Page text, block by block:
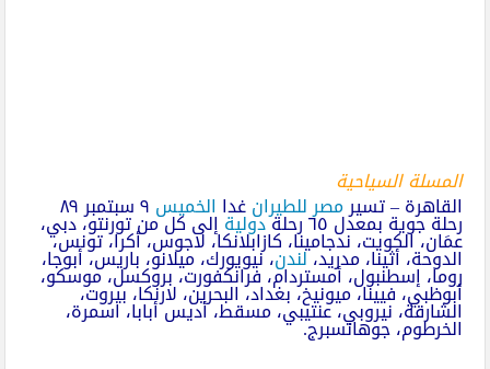
المسلة السياحية
القاهرة – تسيرمصر للطيرانغدا الخميس ٩ سبتمبر ٨٩
رحلة جوية بمعدل ٦٥ رحلة دوليةإلى كل من تورنتو، دبي،
عمَان، الكويت، ندجامينا، كازابلانكا، لاجوس، أكرا، تونس،
الدوحة، أثينا، مدريد،لندن، نيويورك، ميلانو، باريس، أبوجا،
روما، إسطنبول، أمستردام، فرانكفورت، بروكسل، موسكو،
أبوظبي، فيينا، ميونيخ، بغداد، البحرين، لارنكا، بيروت،
الشارقة، نيروبي، عنتيبي، مسقط، أديس أبابا، اسمرة،
الخرطوم، جوهانسبرج.